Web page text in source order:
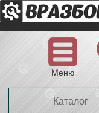
Меню
Каталог